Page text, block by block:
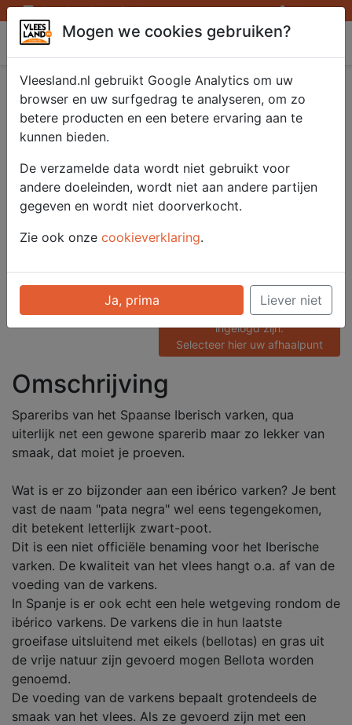
Openingstijden afhaalpunten Inloggen
Vleesland
Iberico sparerib 800
gr.
Artikelnummer
52939
Categorie
Barbecue
Voor onze prijzen moet u
ingelogd zijn.
Selecteer hier uw afhaalpunt
Omschrijving
Spareribs van het Spaanse Iberisch varken, qua
uiterlijk net een gewone sparerib maar zo lekker van
smaak, dat moiet je proeven.
Wat is er zo bijzonder aan een ibérico varken? Je bent
vast de naam "pata negra" wel eens tegengekomen,
dit betekent letterlijk zwart-poot.
Dit is een niet officiële benaming voor het Iberische
varken. De kwaliteit van het vlees hangt o.a. af van de
voeding van de varkens.
In Spanje is er ook echt een hele wetgeving rondom de
ibérico varkens. De varkens die in hun laatste
groeifase uitsluitend met eikels (bellotas) en gras uit
de vrije natuur zijn gevoerd mogen Bellota worden
genoemd.
De voeding van de varkens bepaalt grotendeels de
smaak van het vlees. Als ze gevoerd zijn met een
Mogen we cookies gebruiken?
Vleesland.nl gebruikt Google Analytics om uw
browser en uw surfgedrag te analyseren, om zo
betere producten en een betere ervaring aan te
kunnen bieden.
De verzamelde data wordt niet gebruikt voor
andere doeleinden, wordt niet aan andere partijen
gegeven en wordt niet doorverkocht.
Zie ook onze cookieverklaring.
Ja, prima Liever niet